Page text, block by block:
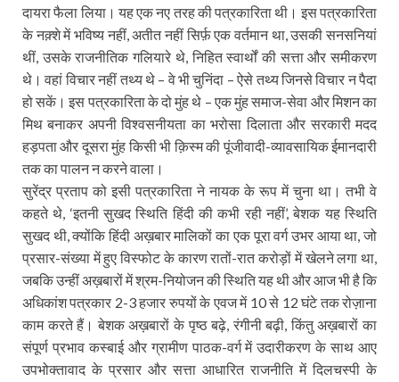
दायरा फैला लिया। यह एक नए तरह की पत्रकारिता थी। इस पत्रकारिता
के नक़्शे में भविष्य नहीं, अतीत नहीं सिर्फ़ एक वर्तमान था, उसकी सनसनियां
थीं, उसके राजनीतिक गलियारे थे, निहित स्वार्थों की सत्ता और समीकरण
थे। वहां विचार नहीं तथ्य थे – वे भी चुनिंदा – ऐसे तथ्य जिनसे विचार न पैदा
हो सकें। इस पत्रकारिता के दो मुंह थे – एक मुंह समाज-सेवा और मिशन का
मिथ बनाकर अपनी विश्वसनीयता का भरोसा दिलाता और सरकारी मदद
हड़पता और दूसरा मुंह किसी भी क़िस्म की पूंजीवादी-व्यावसायिक ईमानदारी
तक का पालन न करने वाला।
सुरेंद्र प्रताप को इसी पत्रकारिता ने नायक के रूप में चुना था। तभी वे
कहते थे, ‘इतनी सुखद स्थिति हिंदी की कभी रही नहीं’, बेशक यह स्थिति
सुखद थी, क्योंकि हिंदी अख़बार मालिकों का एक पूरा वर्ग उभर आया था, जो
प्रसार-संख्या में हुए विस्फोट के कारण रातों-रात करोड़ों में खेलने लगा था,
जबकि उन्हीं अख़बारों में श्रम-नियोजन की स्थिति यह थी और आज भी है कि
अधिकांश पत्रकार 2-3 हजार रुपयों के एवज में 10 से 12 घंटे तक रोज़ाना
काम करते हैं। बेशक अख़बारों के पृष्ठ बढ़े, रंगीनी बढ़ी, किंतु अख़बारों का
संपूर्ण प्रभाव कस्बाई और ग्रामीण पाठक-वर्ग में उदारीकरण के साथ आए
उपभोक्तावाद के प्रसार और सत्ता आधारित राजनीति में दिलचस्पी के